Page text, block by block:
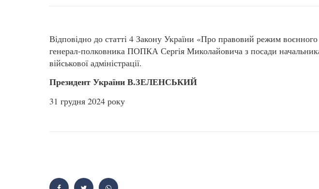
Відповідно до статті 4 Закону України «Про правовий режим воєнного
генерал-полковника ПОПКА Сергія Миколайовича з посади начальника
військової адміністрації.
Президент України В.ЗЕЛЕНСЬКИЙ
31 грудня 2024 року